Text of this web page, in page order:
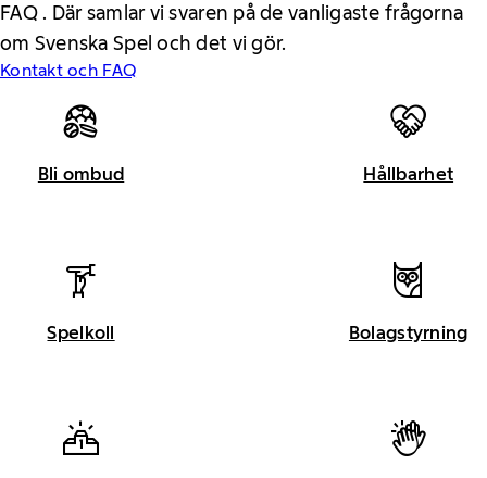
FAQ . Där samlar vi svaren på de vanligaste frågorna
om Svenska Spel och det vi gör.
Kontakt och FAQ
Bli ombud Hållbarhet
Spelkoll Bolagstyrning